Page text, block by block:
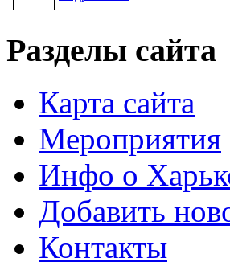
Разделы сайта
Карта сайта
Мероприятия
Инфо о
Добавить
Контакты